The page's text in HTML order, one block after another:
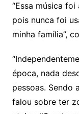
“Essa música
pois nunca foi
minha família”,
época, nada
pessoas. Sendo
falou sobre ter